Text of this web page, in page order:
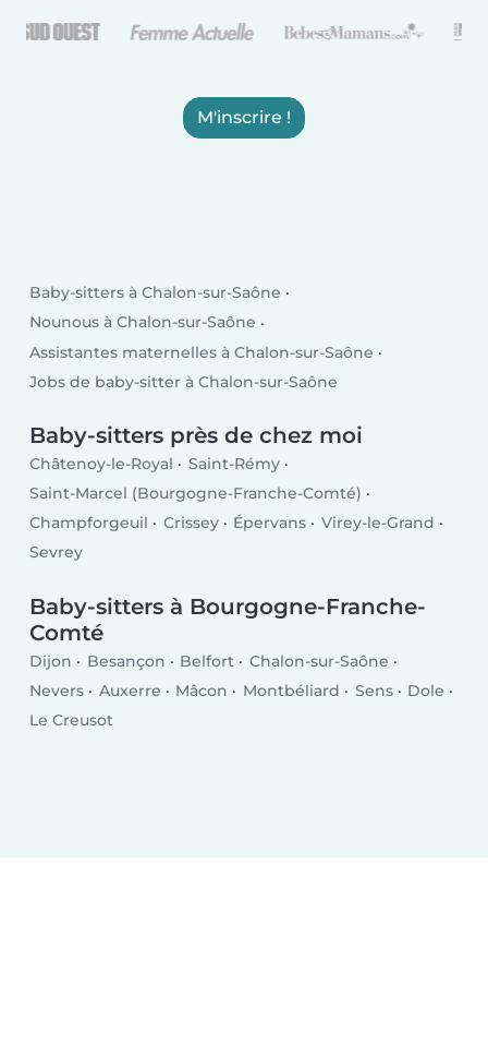
M'inscrire !
Baby-sitters à Chalon-sur-Saône
Nounous à Chalon-sur-Saône
Assistantes maternelles à Chalon-sur-Saône
Jobs de baby-sitter à Chalon-sur-Saône
Baby-sitters près de chez moi
Châtenoy-le-Royal
Saint-Rémy
Saint-Marcel (Bourgogne-Franche-Comté)
Champforgeuil
Crissey Épervans
Virey-le-Grand
Sevrey
Baby-sitters à Bourgogne-Franche-
Comté
Dijon Besançon Belfort
Chalon-sur-Saône
Nevers
Auxerre Mâcon Montbéliard Sens
Dole
Le Creusot